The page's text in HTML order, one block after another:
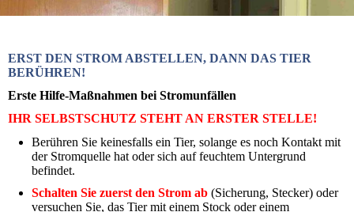
ERST DEN STROM ABSTELLEN, DANN DAS TIER
BERÜHREN!
Erste Hilfe-Maßnahmen bei Stromunfällen
IHR SELBSTSCHUTZ STEHT AN ERSTER STELLE!
Berühren Sie keinesfalls ein Tier, solange es noch Kontakt mit
der Stromquelle hat oder sich auf feuchtem Untergrund
befindet.
Schalten Sie zuerst den Strom ab (Sicherung, Stecker) oder
versuchen Sie, das Tier mit einem Stock oder einem